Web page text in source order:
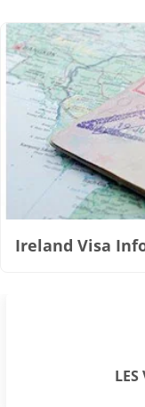
Ireland Visa
LES